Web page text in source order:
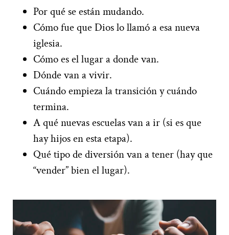
Por qué se están mudando.
Cómo fue que Dios lo llamó a esa nueva
iglesia.
Cómo es el lugar a donde van.
Dónde van a vivir.
Cuándo empieza la transición y cuándo
termina.
A qué nuevas escuelas van a ir (si es que
hay hijos en esta etapa).
Qué tipo de diversión van a tener (hay que
“vender” bien el lugar).